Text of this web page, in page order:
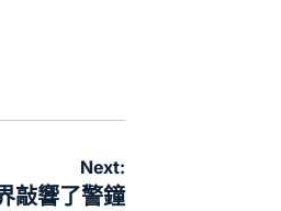
Next:
敲響了警鐘